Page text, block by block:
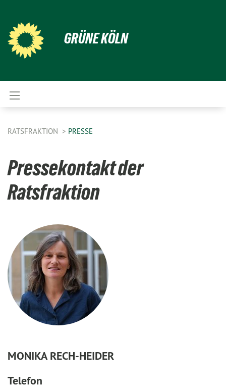
GRÜNE KÖLN
RATSFRAKTION PRESSE
Pressekontakt der
Ratsfraktion
MONIKA RECH-HEIDER
Telefon